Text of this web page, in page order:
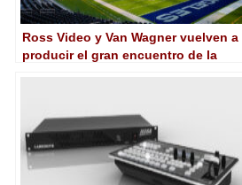
Ross Video y Van Wagner vuelven a
producir el gran encuentro de la